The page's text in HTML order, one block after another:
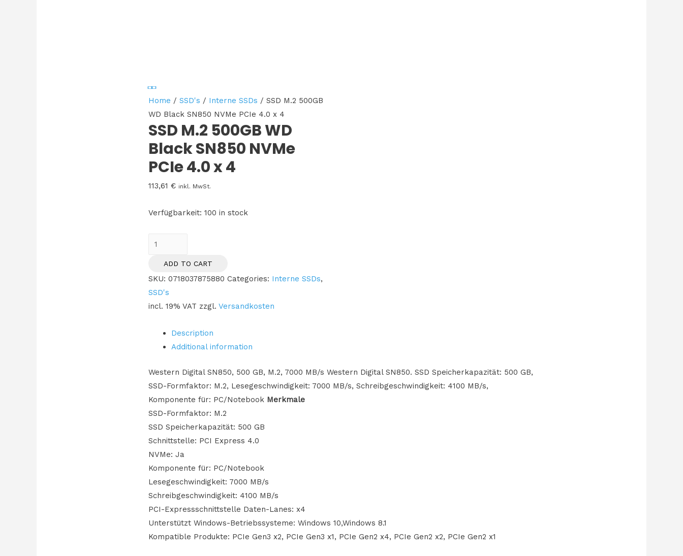
Home /SSD's / Interne SSDs / SSD M.2 500GB
WD Black SN850 NVMe PCIe 4.0 x 4
SSD M.2 500GB WD
Black SN850 NVMe
PCIe 4.0 x 4
113,61€ inkl. MwSt.
Verfügbarkeit: 100 in stock
500GB
WD
Black
SN850
PCIe
4
quantity
ADD TO CART
SKU:0718037875880 Categories: Interne SSDs,
SSD's
incl. 19% VAT zzgl.Versandkosten
Description
Additional information
Western Digital SN850, 500 GB, M.2, 7000 MB/s Western Digital SN850. SSD Speicherkapazität: 500 GB,
SSD-Formfaktor: M.2, Lesegeschwindigkeit: 7000 MB/s, Schreibgeschwindigkeit: 4100 MB/s,
Komponente für: PC/Notebook Merkmale
SSD-Formfaktor: M.2
SSD Speicherkapazität: 500 GB
Schnittstelle: PCI Express 4.0
NVMe: Ja
Komponente für: PC/Notebook
Lesegeschwindigkeit: 7000 MB/s
Schreibgeschwindigkeit: 4100 MB/s
PCI-Expressschnittstelle Daten-Lanes: x4
Unterstützt Windows-Betriebssysteme: Windows 10,Windows 8.1
Kompatible Produkte: PCIe Gen3 x2, PCIe Gen3 x1, PCIe Gen2 x4, PCIe Gen2 x2, PCIe Gen2 x1